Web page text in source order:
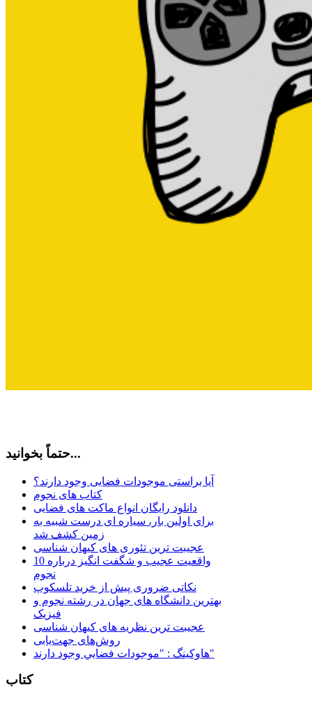
حتماً بخوانید...
آیا براستی موجودات فضایی وجود دارند؟
کتاب های نجوم
دانلود رایگان انواع ماکت های فضایی
برای اولین بار، سیاره ای درست شبیه به
زمین کشف شد
عجیبت ترین تئوری های کیهان شناسی
10 واقعیت عجیب و شگفت انگیز درباره
نجوم
نکاتی ضروری پیش از خرید تلسکوپ
بهترین دانشگاه های جهان در رشته نجوم و
فیزیک
عجیبت ترین نظریه های کیهان شناسی
روش‌های جهت‌یابی
هاوكينگ : "موجودات فضايي وجود دارند"
کتاب